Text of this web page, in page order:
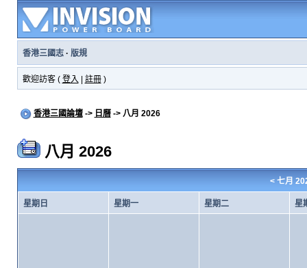
香港三國志· 版規
歡迎訪客 ( 登入 註冊)
香港三國論壇-> 日曆-> 八月 2026
八月 2026
< 七月
星期日 星期一 星期二 星